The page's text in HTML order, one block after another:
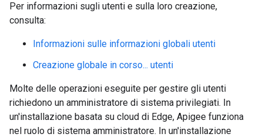
Per informazioni sugli utenti e sulla loro creazione,
consulta:
Informazioni sulle informazioni globali utenti
Creazione globale in corso... utenti
Molte delle operazioni eseguite per gestire gli utenti
richiedono un amministratore di sistema privilegiati. In
un'installazione basata su cloud di Edge, Apigee funziona
nel ruolo di sistema amministratore. In un'installazione